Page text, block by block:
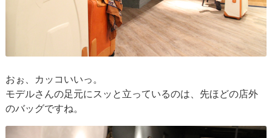
おぉ、カッコいいっ。
モデルさんの足元にスッと立っているのは、先ほどの店外
のバッグですね。